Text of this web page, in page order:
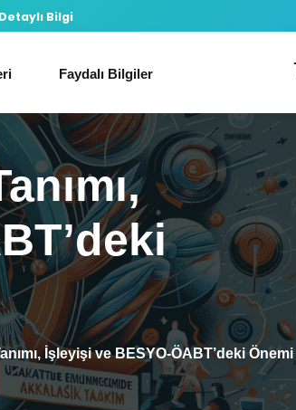
Detaylı Bilgi
Faydalı Bilgiler
İşleyişi ve BESYO-ÖABT’deki Önemi